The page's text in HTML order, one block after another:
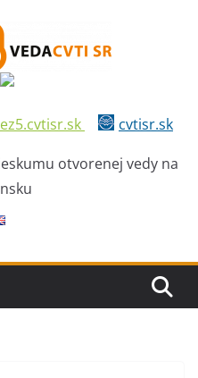
cvtisr.sk
otvorenej vedy na